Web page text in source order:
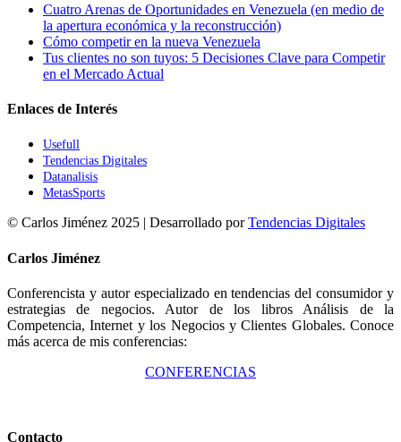
Cuatro Arenas de Oportunidades en Venezuela (en medio de
la apertura económica y la reconstrucción)
Cómo competir en la nueva Venezuela
Tus clientes no son tuyos: 5 Decisiones Clave para Competir
en el Mercado Actual
Enlaces de Interés
Usefull
Tendencias Digitales
Datanalisis
MetasSports
© Carlos Jiménez 2025 | Desarrollado porTendencias Digitales
Toggle
Bar
Area
Carlos Jiménez
Conferencista y autor especializado en tendencias del consumidor y
estrategias de negocios. Autor de los libros Análisis de la
Competencia, Internet y los Negocios y Clientes Globales. Conoce
más acerca de mis conferencias:
CONFERENCIAS
Contacto